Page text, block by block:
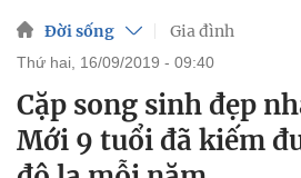
Đời sống Gia đình
thứ hai, 16/09/2019 - 09:40
Cặp song sinh đẹp
Mới 9 tuổi đã kiếm